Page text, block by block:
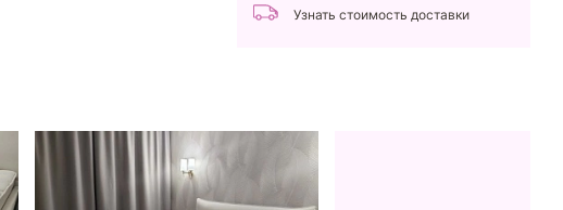
Узнать стоимость доставки